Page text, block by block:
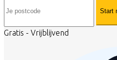
Start
Gratis - Vrijblijvend